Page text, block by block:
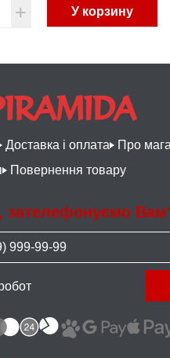
+ У корзину
Доставка і оплата Про
Повернення товару
зателефонуємо